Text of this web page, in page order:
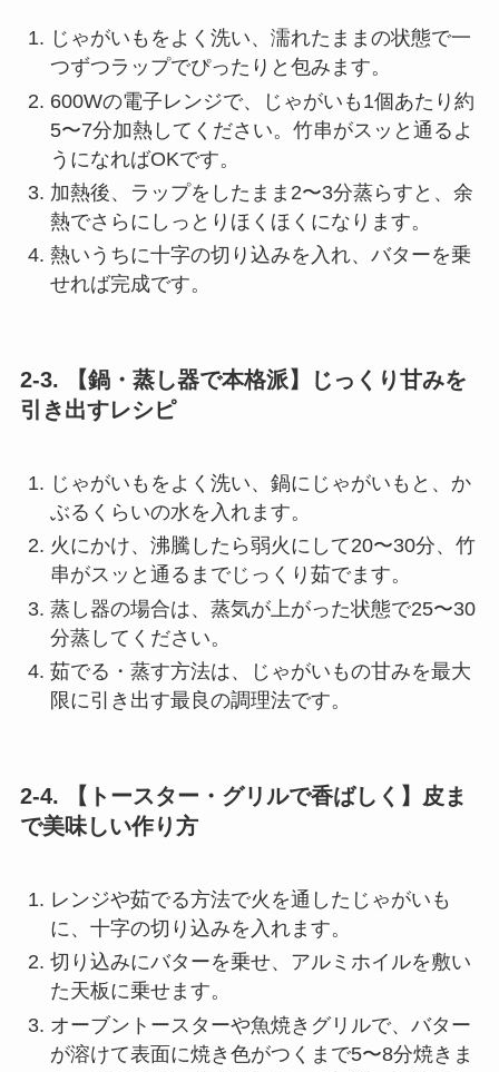
じゃがいもをよく洗い、濡れたままの状態で一
つずつラップでぴったりと包みます。
600Wの電子レンジで、じゃがいも1個あたり約
5〜7分加熱してください。竹串がスッと通るよ
うになればOKです。
加熱後、ラップをしたまま2〜3分蒸らすと、余
熱でさらにしっとりほくほくになります。
熱いうちに十字の切り込みを入れ、バターを乗
せれば完成です。
2-3. 【鍋・蒸し器で本格派】じっくり甘みを
引き出すレシピ
じゃがいもをよく洗い、鍋にじゃがいもと、か
ぶるくらいの水を入れます。
火にかけ、沸騰したら弱火にして20〜30分、竹
串がスッと通るまでじっくり茹でます。
蒸し器の場合は、蒸気が上がった状態で25〜30
分蒸してください。
茹でる・蒸す方法は、じゃがいもの甘みを最大
限に引き出す最良の調理法です。
2-4. 【トースター・グリルで香ばしく】皮ま
で美味しい作り方
レンジや茹でる方法で火を通したじゃがいも
に、十字の切り込みを入れます。
切り込みにバターを乗せ、アルミホイルを敷い
た天板に乗せます。
オーブントースターや魚焼きグリルで、バター
が溶けて表面に焼き色がつくまで5〜8分焼きま